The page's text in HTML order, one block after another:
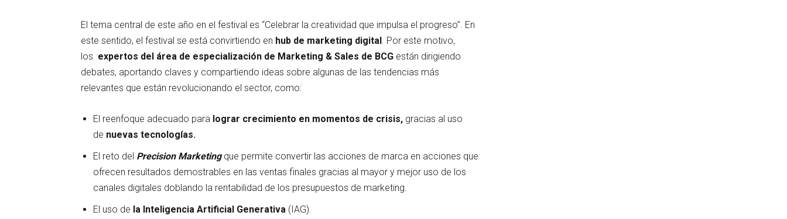
El tema central de este año en el festival es “Celebrar la creatividad que impulsa el progreso”. En
este sentido, el festival se está convirtiendo en hub de marketing digital . Por este motivo,
los expertos del área de especialización de Marketing & Sales de BCG están dirigiendo
debates, aportando claves y compartiendo ideas sobre algunas de las tendencias más
relevantes que están revolucionando el sector, como:
El reenfoque adecuado para lograr crecimiento en momentos de crisis, gracias al uso
de nuevas tecnologías.
El reto del Precision Marketing que permite convertir las acciones de marca en acciones que
ofrecen resultados demostrables en las ventas finales gracias al mayor y mejor uso de los
canales digitales doblando la rentabilidad de los presupuestos de marketing.
El uso de la Inteligencia Artificial Generativa (IAG).